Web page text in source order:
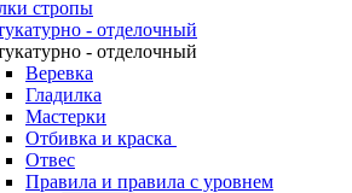
стропы
- отделочный
- отделочный
Веревка
Гладилка
Мастерки
Отбивка и краска
Отвес
Правила и правила с уровнем